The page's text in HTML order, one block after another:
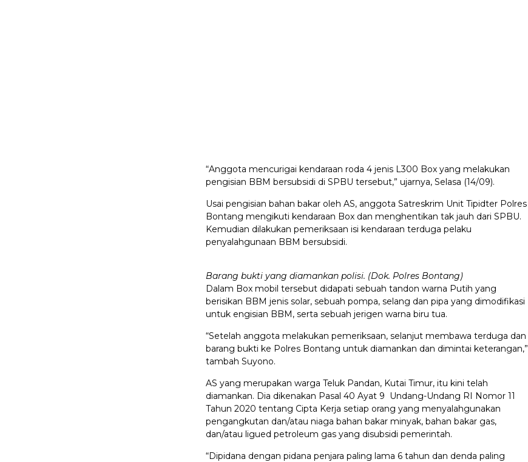
“Anggota mencurigai kendaraan roda 4 jenis L300 Box yang melakukan
pengisian BBM bersubsidi di SPBU tersebut,” ujarnya, Selasa (14/09).
Usai pengisian bahan bakar oleh AS, anggota Satreskrim Unit Tipidter Polres
Bontang mengikuti kendaraan Box dan menghentikan tak jauh dari SPBU.
Kemudian dilakukan pemeriksaan isi kendaraan terduga pelaku
penyalahgunaan BBM bersubsidi.
Barang bukti yang diamankan polisi. (Dok. Polres Bontang)
Dalam Box mobil tersebut didapati sebuah tandon warna Putih yang
berisikan BBM jenis solar, sebuah pompa, selang dan pipa yang dimodifikasi
untuk engisian BBM, serta sebuah jerigen warna biru tua.
“Setelah anggota melakukan pemeriksaan, selanjut membawa terduga dan
barang bukti ke Polres Bontang untuk diamankan dan dimintai keterangan,”
tambah Suyono.
AS yang merupakan warga Teluk Pandan, Kutai Timur, itu kini telah
diamankan. Dia dikenakan Pasal 40 Ayat 9 Undang-Undang RI Nomor 11
Tahun 2020 tentang Cipta Kerja setiap orang yang menyalahgunakan
pengangkutan dan/atau niaga bahan bakar minyak, bahan bakar gas,
dan/atau ligued petroleum gas yang disubsidi pemerintah.
“Dipidana dengan pidana penjara paling lama 6 tahun dan denda paling